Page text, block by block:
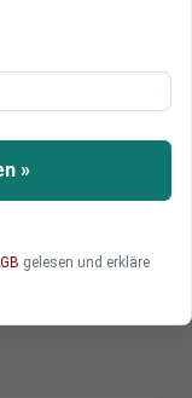
zur
Banken-
ersetzen. Sie
»
gelesen und erkläre